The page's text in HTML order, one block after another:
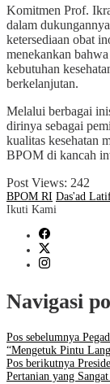
Komitmen Prof.
dalam
ketersediaan obat
menekankan
kebutuhan
berkelanjutan.
Melalui berbagai
dirinya sebagai
kualitas kesehatan
BPOM di kancah
Post Views: 242
BPOM RI Das'ad
Ikuti Kami
Navigasi
Pos sebelumnya
“Mengetuk Pintu
Pos berikutnya
Pertanian yang